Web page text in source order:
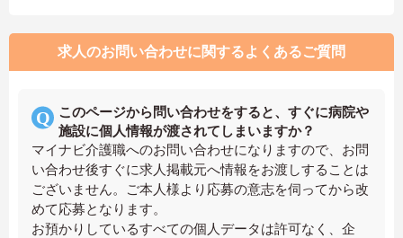
求人のお問い合わせに関するよくあるご質問
このページから問い合わせをすると、すぐに病院や
施設に個人情報が渡されてしまいますか？
マイナビ介護職へのお問い合わせになりますので、お問
い合わせ後すぐに求人掲載元へ情報をお渡しすることは
ございません。ご本人様より応募の意志を伺ってから改
めて応募となります。
お預かりしているすべての個人データは許可なく、企